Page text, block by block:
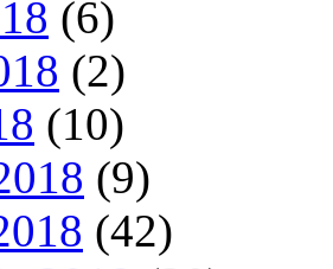
(6)
(2)
(10)
(9)
(42)